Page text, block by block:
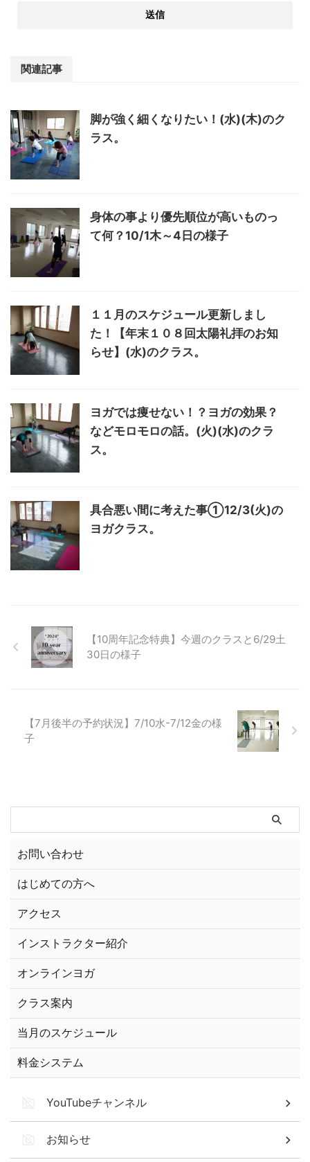
関連記事
脚が強く細くなりたい！(水)(木)のク
ラス。
身体の事より優先順位が高いものっ
て何？10/1木～4日の様子
１１月のスケジュール更新しまし
た！【年末１０８回太陽礼拝のお知
らせ】(水)のクラス。
ヨガでは痩せない！？ヨガの効果？
などモロモロの話。(火)(水)のクラ
ス。
具合悪い間に考えた事①12/3(火)の
ヨガクラス。
【10周年記念特典】今週のクラスと6/29土
30日の様子
【7月後半の予約状況】7/10水-7/12金の様
子
お問い合わせ
はじめての方へ
アクセス
インストラクター紹介
オンラインヨガ
クラス案内
当月のスケジュール
料金システム
YouTubeチャンネル
お知らせ